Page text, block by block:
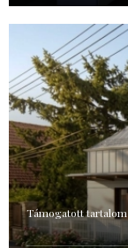
Támogatott tartalom